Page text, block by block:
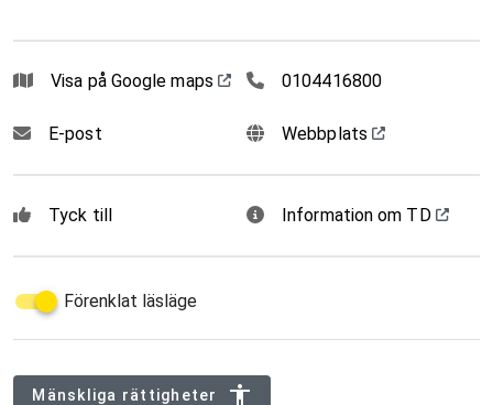
Visa på Google maps 0104416800
0104416800
E-post Webbplats
Tyck till Information om TD
Förenklat läsläge
Mänskliga rättigheter